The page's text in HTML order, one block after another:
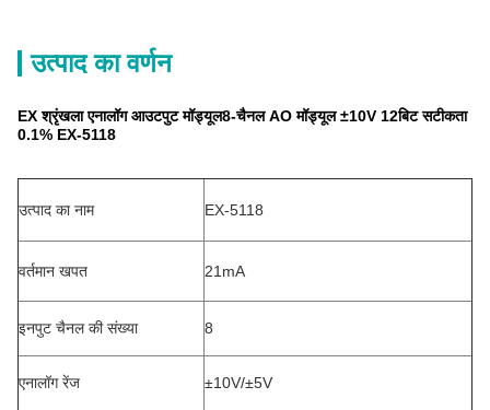
उत्पाद का वर्णन
EX श्रृंखला एनालॉग आउटपुट मॉड्यूल8-चैनल AO मॉड्यूल ±10V 12बिट सटीकता
0.1% EX-5118
उत्पाद का नाम EX-5118
वर्तमान खपत 21mA
इनपुट चैनल की संख्या 8
एनालॉग रेंज ±10V/±5V